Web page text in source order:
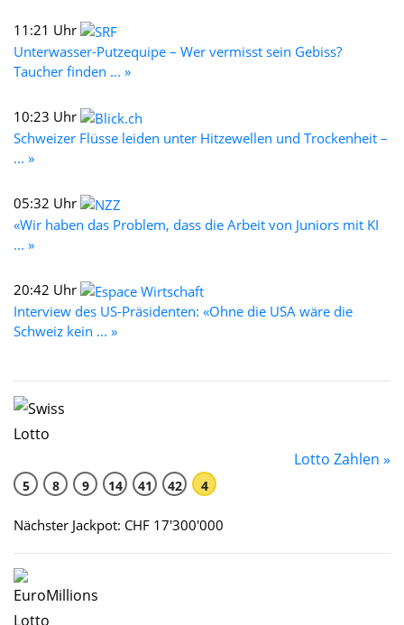
11:21 Uhr
Unterwasser-Putzequipe – Wer vermisst sein Gebiss?
Taucher finden ... »
10:23 Uhr
Schweizer Flüsse leiden unter Hitzewellen und Trockenheit –
... »
05:32 Uhr
«Wir haben das Problem, dass die Arbeit von Juniors mit KI
... »
20:42 Uhr
Interview des US-Präsidenten: «Ohne die USA wäre die
Schweiz kein ... »
Lotto Zahlen »
5 8 9 14 41 42 4
Nächster Jackpot: CHF 17'300'000